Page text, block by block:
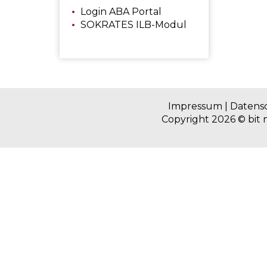
Login ABA Portal
SOKRATES ILB-Modul
Impressum
Copyright 2026 © bit